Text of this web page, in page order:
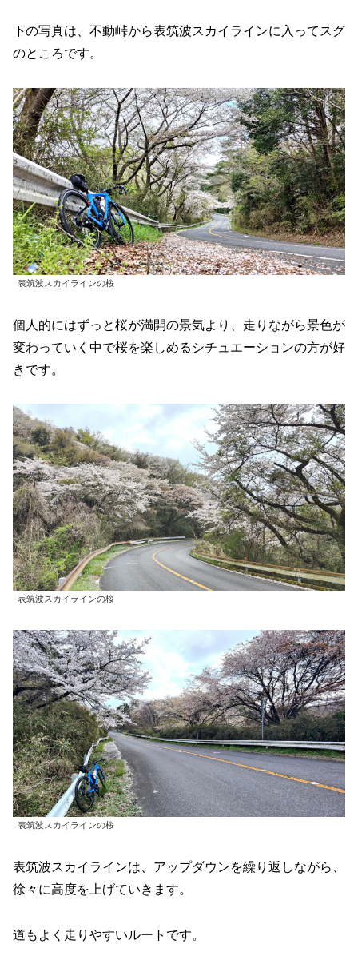
下の写真は、不動峠から表筑波スカイラインに入ってスグ
のところです。
表筑波スカイラインの桜
個人的にはずっと桜が満開の景気より、走りながら景色が
変わっていく中で桜を楽しめるシチュエーションの方が好
きです。
表筑波スカイラインの桜
表筑波スカイラインの桜
表筑波スカイラインは、アップダウンを繰り返しながら、
徐々に高度を上げていきます。
道もよく走りやすいルートです。